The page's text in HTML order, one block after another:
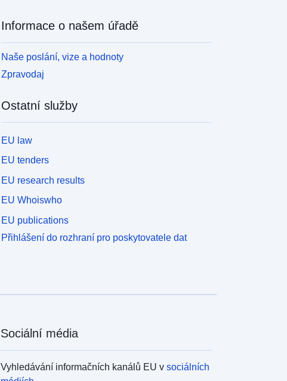
Informace o našem úřadě
Naše poslání, vize a hodnoty
Zpravodaj
Ostatní služby
EU law
EU tenders
EU research results
EU Whoiswho
EU publications
Přihlášení do rozhraní pro poskytovatele dat
Sociální média
Vyhledávání informačních kanálů EU vsociálních